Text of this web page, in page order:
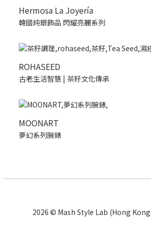
Hermosa La Joyería
韓國純銀飾品 閃耀亮麗系列
ROHASEED
古老生活智慧 | 茶籽文化傳承
MOONART
夢幻系列腕錶
2026 © Mash Style Lab (Hong